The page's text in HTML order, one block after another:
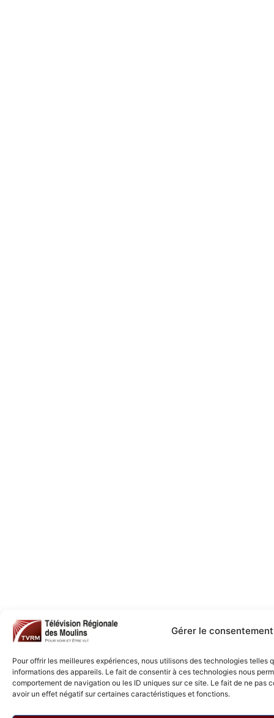
Gérer le consentement
Pour offrir les meilleures expériences, nous utilisons des technologies
informations des appareils. Le fait de consentir à ces technologies nous
comportement de navigation ou les ID uniques sur ce site. Le fait de ne pas
avoir un effet négatif sur certaines caractéristiques et fonctions.